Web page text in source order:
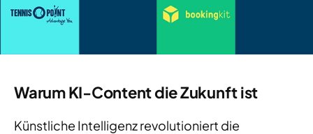
Warum KI-Content die Zukunft ist
Künstliche Intelligenz revolutioniert die